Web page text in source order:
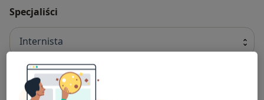
Specjaliści
Internista
Krzysztof Nachel